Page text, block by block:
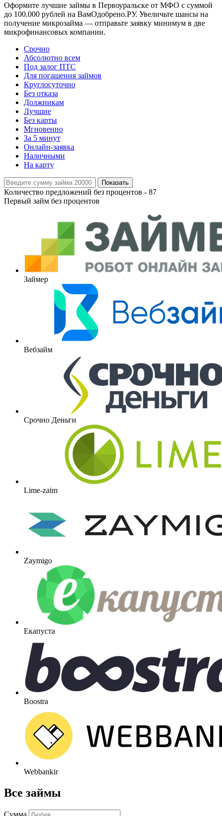
Оформите лучшие займы в Первоуральске от МФО с суммой
до 100.000 рублей на ВамОдобрено.РУ. Увеличьте шансы на
получение микрозайма — отправьте заявку минимум в две
микрофинансовых компании.
Срочно
Абсолютно всем
Под залог ПТС
Для погашения займов
Круглосуточно
Без отказа
Должникам
Лучшие
Без карты
Мгновенно
За 5 минут
Онлайн-заявка
Наличными
На карту
Показать
Количество предложений без процентов - 87
Первый займ без процентов
Займер
Вебзайм
Срочно Деньги
Lime-zaim
Zaymigo
Екапуста
Boostra
Webbankir
Все займы
Сумма